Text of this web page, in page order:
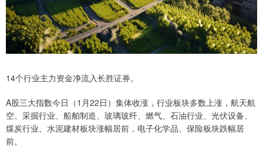
14个行业主力资金净流入长胜证券。
A股三大指数今日（1月22日）集体收涨，行业板块多数上涨，航天航
空、采掘行业、船舶制造、玻璃玻纤、燃气、石油行业、光伏设备、
煤炭行业、水泥建材板块涨幅居前，电子化学品、保险板块跌幅居
前。